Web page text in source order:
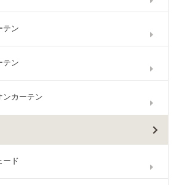
テン
テン
ンカーテン
ード